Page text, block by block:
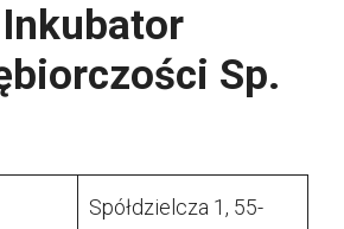
Sp.
Spółdzielcza 1, 55-